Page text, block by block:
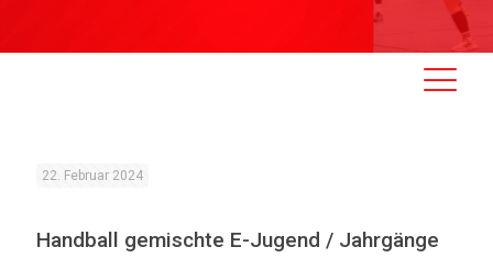
22. Februar 2024
Handball gemischte E-Jugend / Jahrgänge